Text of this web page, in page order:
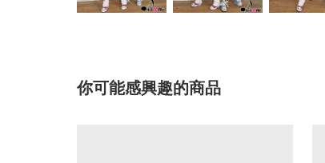
你可能感興趣的商品